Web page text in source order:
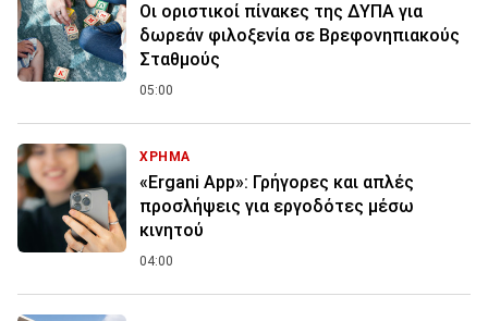
Οι οριστικοί πίνακες της ΔΥΠΑ για
δωρεάν φιλοξενία σε Βρεφονηπιακούς
Σταθμούς
05:00
ΧΡΗΜΑ
«Ergani App»: Γρήγορες και απλές
προσλήψεις για εργοδότες μέσω
κινητού
04:00